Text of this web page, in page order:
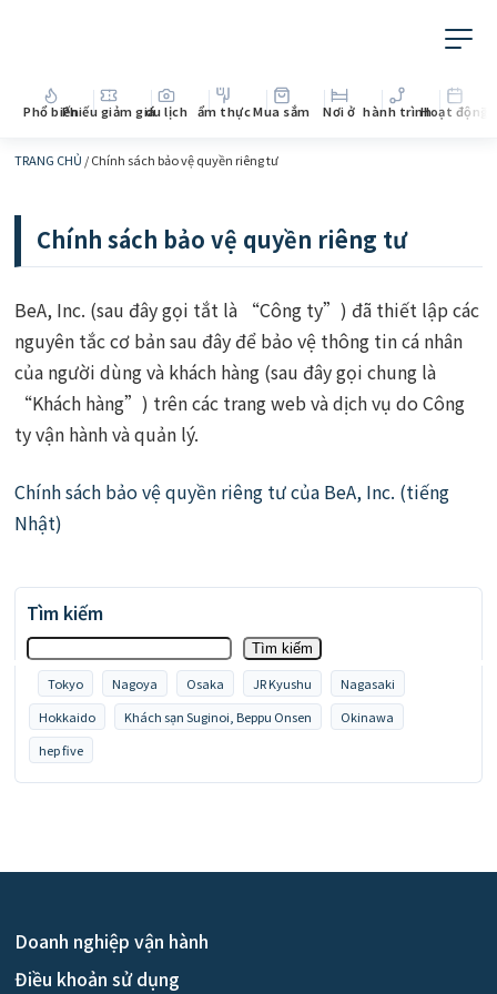
Phổ biếnPhiếu giảm giádu lịch ẩm thựcMua sắm Nơi ở hành trìnhHoạt động
TRANG CHỦ /Chính sách bảo vệ quyền riêng tư
Chính sách bảo vệ quyền riêng tư
BeA, Inc. (sau đây gọi tắt là “Công ty”) đã thiết lập các
nguyên tắc cơ bản sau đây để bảo vệ thông tin cá nhân
của người dùng và khách hàng (sau đây gọi chung là
“Khách hàng”) trên các trang web và dịch vụ do Công
ty vận hành và quản lý.
Chính sách bảo vệ quyền riêng tư của BeA, Inc. (tiếng
Nhật)
Tìm kiếm
Tìm kiếm
Tokyo Nagoya Osaka JR Kyushu
Nagasaki
Hokkaido
Khách sạn Suginoi, Beppu Onsen
Okinawa
hep five
Doanh nghiệp vận hành
Điều khoản sử dụng